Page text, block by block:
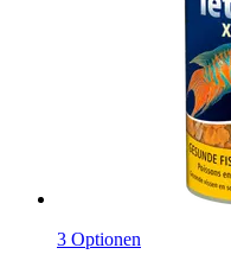
3 Optionen